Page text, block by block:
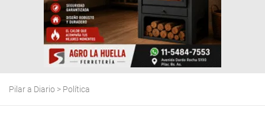
Pilar a Diario > Política